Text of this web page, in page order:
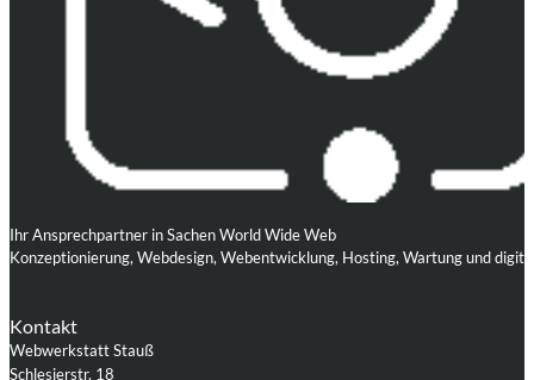
Ihr Ansprechpartner in Sachen World Wide Web
Konzeptionierung, Webdesign, Webentwicklung, Hosting, Wartung und
Kontakt
Webwerkstatt Stauß
Schlesierstr. 18